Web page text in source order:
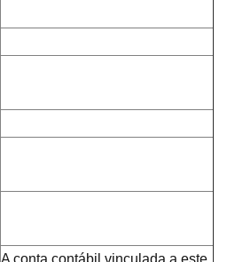
A conta contábil vinculada a este